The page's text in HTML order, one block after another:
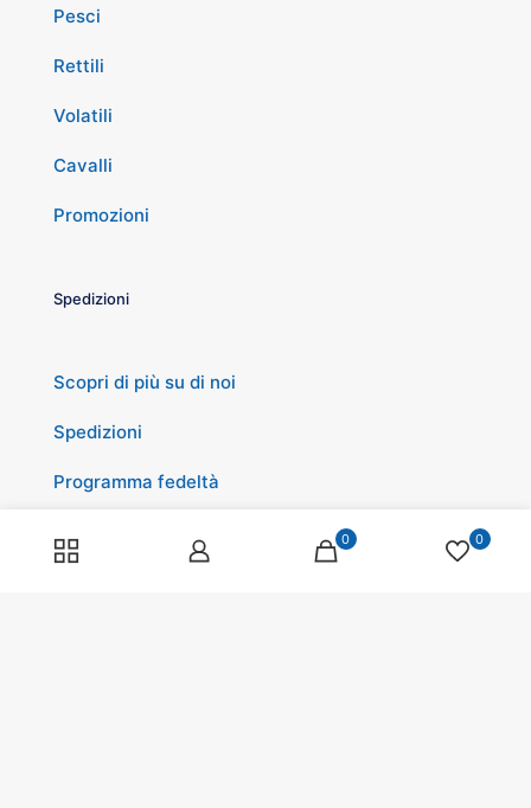
Pesci
Rettili
Volatili
Cavalli
Promozioni
Spedizioni
Scopri di più su di noi
Spedizioni
Programma fedeltà
0 0